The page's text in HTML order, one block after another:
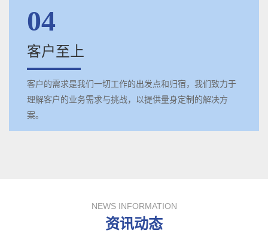
04
客户至上
客户的需求是我们一切工作的出发点和归宿，我们致力于
理解客户的业务需求与挑战，以提供量身定制的解决方
案。
NEWS INFORMATION
资讯动态